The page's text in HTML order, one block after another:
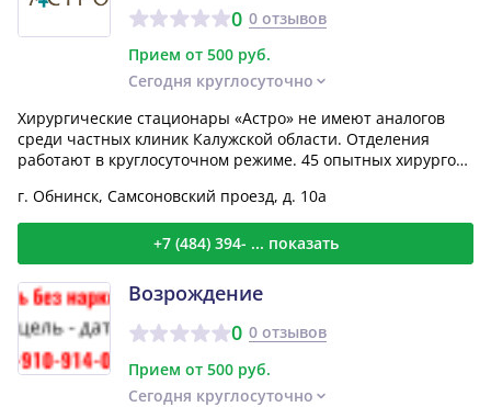
0 0 отзывов
Прием от 500 руб.
Сегодня круглосуточно
Хирургические стационары «Астро» не имеют аналогов
среди частных клиник Калужской области. Отделения
работают в круглосуточном режиме. 45 опытных хирургов
г. Обнинск, Самсоновский проезд, д. 10а
+7 (484) 394- ... показать
Возрождение
0 0 отзывов
Прием от 500 руб.
Сегодня круглосуточно